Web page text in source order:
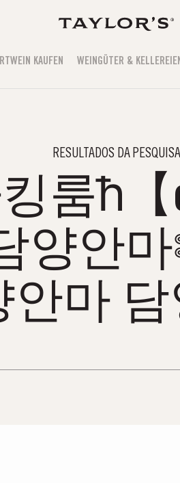
KAUFEN WEINGÜTER & KELLEREIEN
RESULTADOS DA PESQUISA
룸ħ【
양안
안마